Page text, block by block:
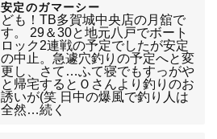
安定のガマーシー
ども！TB多賀城中央店の月舘で
す。 29＆30と地元八戸でボート
ロック2連戦の予定でしたが安定
の中止。急遽穴釣りの予定へと変
更し、さて…ふて寝でもすっがや
と帰宅するとＯさんより釣りのお
誘いが(笑 日中の爆風で釣り人は
全然…続く